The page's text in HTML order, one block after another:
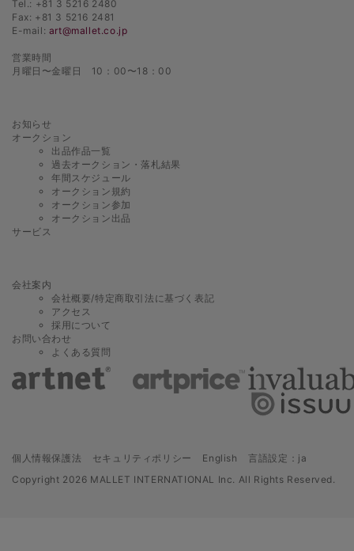
場合には、その者に対して損害賠償を求めることができます。
⑤ 下見会の日程は、事前に告知し、また、原則として図録（カタログ）に
会の日程変更に伴う一切の責任を負わないものとします。
タログ）を作成し、有料にて頒布します。また、当社ホームページにおいて
出品作品一覧を公開します。更に、必要に応じてコンディションレポートを
作成し、買受希望者の閲覧に供します（以下図録とホームページの出品作品
一覧及びコンディションレポートをあわせて「図録等」といいます。）。
② 図録等の図版は、あくまで出品作品の特定及び参考のためのものであ
り、現物の色調や色彩、形状及び欠陥などを正確に伝えるものではなく、状
態、品質を示すものでもありません。
③ 図録等に記載された解説、説明、別添文書、正誤表、口頭等で伝達され
を見分、調査し、自己の判断責任に基づいて買受の申し出をしなければなり
ません。
④ 図録等に記載された評価額はあくまで当社が買受希望者の参考として供
するものであり、実際に競売により売買される価格（落札価格）は、この評
価額の下限を下回ることもあれば、上限を超えることもあります。ただし、
最低売却価格（リザーブ価格。この価格は公表せず、また評価額の下限とは
無関係に設定されます。）を下回る価格では、原則として売却されません。
⑤ 図録等に記載された解説、説明は、予告なく変更されることがありま
みなします。
⑥ 図録等記載情報と現物との差異を理由とする落札後の売買契約解消に
Tel.: +81 3 5216 2480
Fax: +81 3 5216 2481
E-mail: art@mallet.co.jp
営業時間
月曜日〜金曜日 10：00〜18：00
お知らせ
オークション
出品作品一覧
過去オークション・落札結果
年間スケジュール
オークション規約
オークション参加
オークション出品
サービス
会社案内
会社概要/特定商取引法に基づく表記
アクセス
採用について
お問い合わせ
よくある質問
個人情報保護法 セキュリティポリシー English
言語設定：ja
Copyright 2026 MALLET INTERNATIONAL Inc. All Rights Reserved.